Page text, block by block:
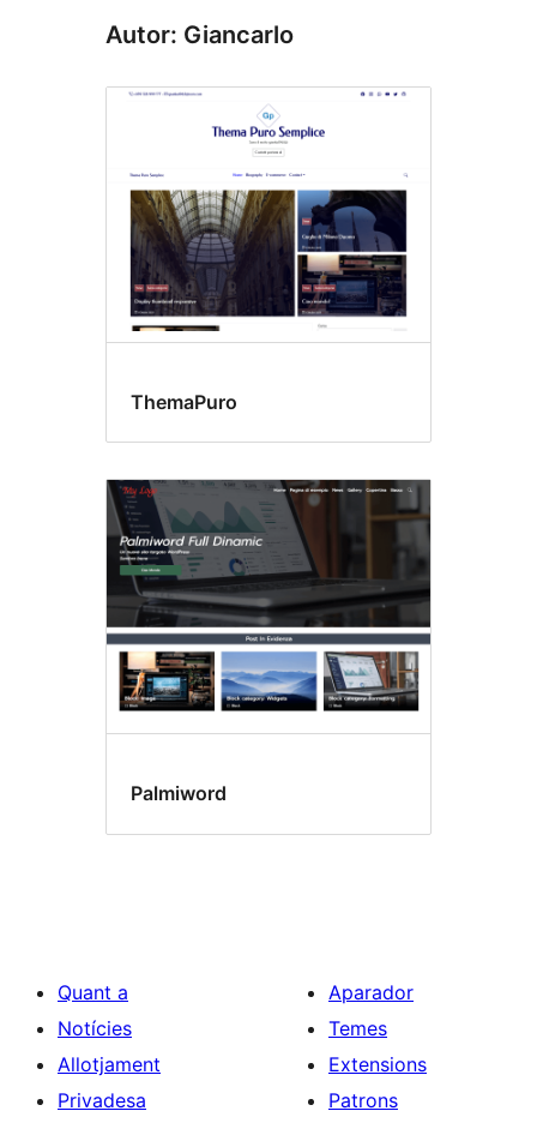
Autor: Giancarlo
ThemaPuro
Palmiword
Quant a
Notícies
Allotjament
Privadesa
Aparador
Temes
Extensions
Patrons